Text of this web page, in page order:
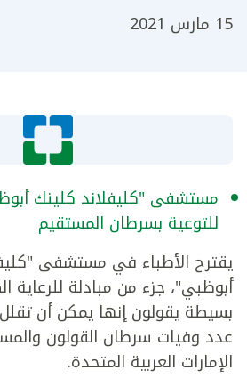
15 مارس 2021
مستشفى "كليفلاند كلينك
للتوعية بسرطان المستقيم
يقترح الأطباء في مستشفى
أبوظبي"، جزء من مبادلة
بسيطة يقولون إنها يمكن أن
عدد وفيات سرطان القولون
الإمارات العربية المتحدة.